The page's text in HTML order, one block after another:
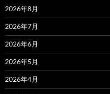
2026年8月
2026年7月
2026年6月
2026年5月
2026年4月